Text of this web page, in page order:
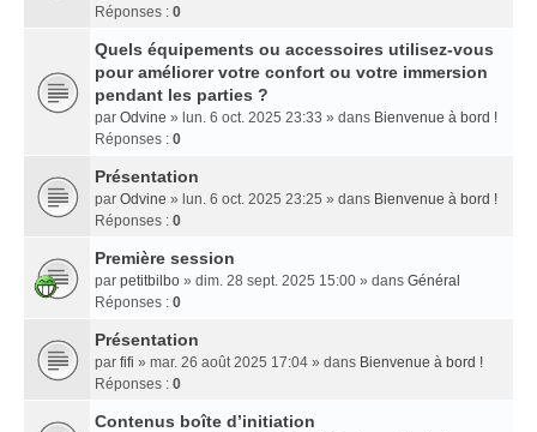
Réponses : 0
Quels équipements ou accessoires utilisez-vous
pour améliorer votre confort ou votre immersion
pendant les parties ?
par Odvine » lun. 6 oct. 2025 23:33 » dans Bienvenue à bord !
Réponses : 0
Présentation
par Odvine » lun. 6 oct. 2025 23:25 » dans Bienvenue à bord !
Réponses : 0
Première session
par petitbilbo » dim. 28 sept. 2025 15:00 » dans Général
Réponses : 0
Présentation
par fifi » mar. 26 août 2025 17:04 » dans Bienvenue à bord !
Réponses : 0
Contenus boîte d’initiation